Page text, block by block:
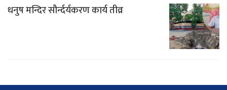
धनुष मन्दिर सौर्न्दर्यकरण कार्य तीव्र